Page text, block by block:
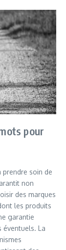
pour
soin de
non
des marques
les produits
garantie
éventuels. La